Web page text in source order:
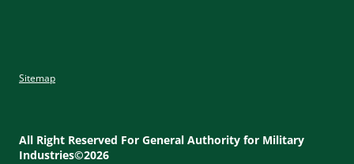
Utility
Sitemap
All Right Reserved For General Authority for Military
Industries©2026